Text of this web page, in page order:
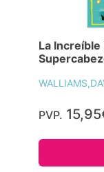
La
PVP.